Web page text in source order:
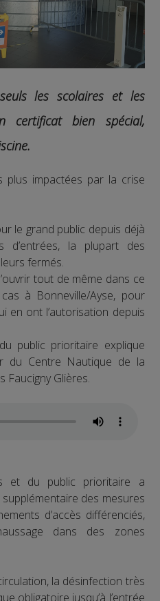
les scolaires et les
certificat bien spécial,
plus impactées par la crise
le grand public depuis déjà
d’entrées, la plupart des
fermés.
tout de même dans ce
à Bonneville/Ayse, pour
en ont l’autorisation depuis
public prioritaire explique
du Centre Nautique de la
Faucigny Glières.
et du public prioritaire a
des mesures
d’accès différenciés,
dans des zones
la désinfection très
obligatoire jusqu’à l’entrée